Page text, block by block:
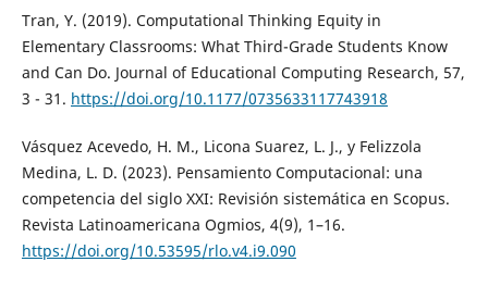
Tran, Y. (2019). Computational Thinking Equity in
Elementary Classrooms: What Third-Grade Students Know
and Can Do. Journal of Educational Computing Research, 57,
3 - 31. https://doi.org/10.1177/0735633117743918
Vásquez Acevedo, H. M., Licona Suarez, L. J., y Felizzola
Medina, L. D. (2023). Pensamiento Computacional: una
competencia del siglo XXI: Revisión sistemática en Scopus.
Revista Latinoamericana Ogmios, 4(9), 1–16.
https://doi.org/10.53595/rlo.v4.i9.090